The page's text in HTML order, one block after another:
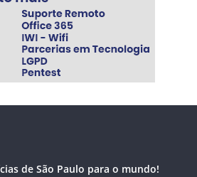
de São Paulo para o mundo!